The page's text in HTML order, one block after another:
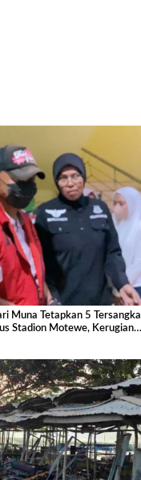
Muna Tetapkan 5 Tersangka
Stadion Motewe, Kerugian